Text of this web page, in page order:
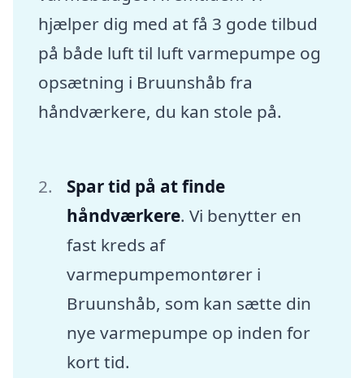
hjælper dig med at få 3 gode tilbud
på både luft til luft varmepumpe og
opsætning i Bruunshåb fra
håndværkere, du kan stole på.
Spar tid på at finde
håndværkere. Vi benytter en
fast kreds af
varmepumpemontører i
Bruunshåb, som kan sætte din
nye varmepumpe op inden for
kort tid.